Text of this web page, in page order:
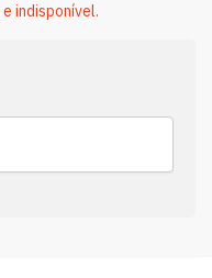
indisponível.